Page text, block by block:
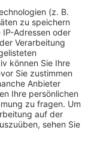
Zuletzt
ganze war
erwachsener
ihrem neuen
wieder sehr
Nummer hat
als viele der